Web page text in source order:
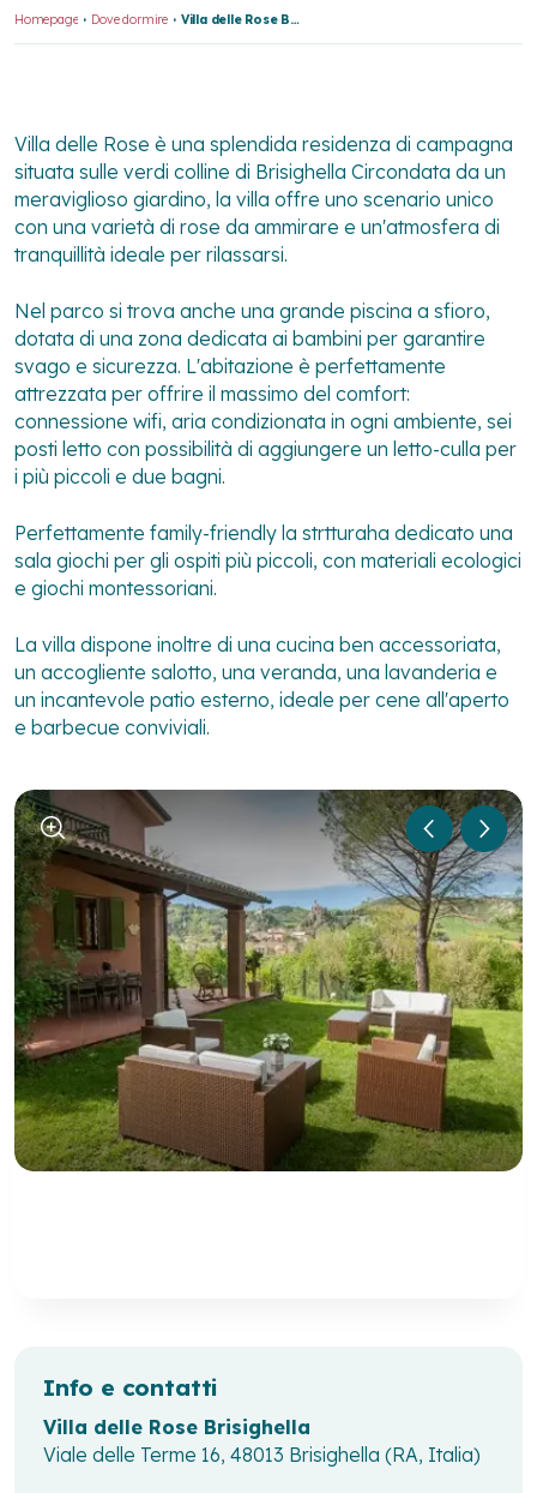
Homepage Dove dormire Villa delle Rose Brisighella
Villa delle Rose è una splendida residenza di campagna
situata sulle verdi colline di Brisighella Circondata da un
meraviglioso giardino, la villa offre uno scenario unico
con una varietà di rose da ammirare e un'atmosfera di
tranquillità ideale per rilassarsi.
Nel parco si trova anche una grande piscina a sfioro,
dotata di una zona dedicata ai bambini per garantire
svago e sicurezza. L'abitazione è perfettamente
attrezzata per offrire il massimo del comfort:
connessione wifi, aria condizionata in ogni ambiente, sei
posti letto con possibilità di aggiungere un letto-culla per
i più piccoli e due bagni.
Perfettamente family-friendly la strtturaha dedicato una
sala giochi per gli ospiti più piccoli, con materiali ecologici
e giochi montessoriani.
La villa dispone inoltre di una cucina ben accessoriata,
un accogliente salotto, una veranda, una lavanderia e
un incantevole patio esterno, ideale per cene all'aperto
e barbecue conviviali.
Info e contatti
Villa delle Rose Brisighella
Viale delle Terme 16, 48013 Brisighella (RA, Italia)